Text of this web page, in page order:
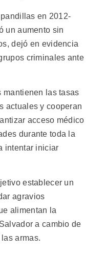
en 2012-
un aumento sin
dejó en evidencia
criminales ante
mantienen las tasas
actuales y cooperan
acceso médico
durante toda la
intentar iniciar
establecer un
agravios
alimentan la
a cambio de
armas.